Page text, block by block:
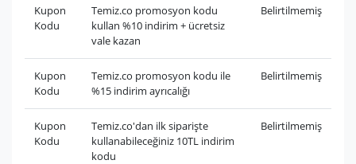
Kupon
Kodu
Temiz.co promosyon kodu
kullan %10 indirim + ücretsiz
vale kazan
Belirtilmemiş
Kupon
Kodu
Temiz.co promosyon kodu ile
%15 indirim ayrıcalığı
Belirtilmemiş
Kupon
Kodu
Temiz.co'dan ilk siparişte
kullanabileceğiniz 10TL indirim
kodu
Belirtilmemiş